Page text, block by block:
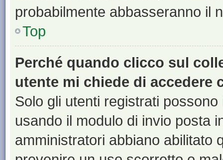
probabilmente abbasseranno il
Top
Perché quando clicco sul
utente mi chiede di accedere
Solo gli utenti registrati
usando il modulo di invio posta
amministratori abbiano abilitato